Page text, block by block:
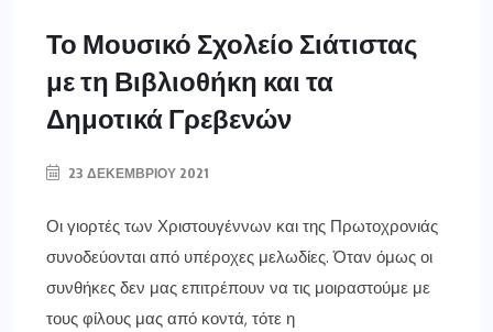
Το Μουσικό Σχολείο Σιάτιστας
με τη Βιβλιοθήκη και τα
Δημοτικά Γρεβενών
23 ΔΕΚΕΜΒΡΊΟΥ 2021
Οι γιορτές των Χριστουγέννων και της Πρωτοχρονιάς
συνοδεύονται από υπέροχες μελωδίες. Όταν όμως οι
συνθήκες δεν μας επιτρέπουν να τις μοιραστούμε με
τους φίλους μας από κοντά, τότε η